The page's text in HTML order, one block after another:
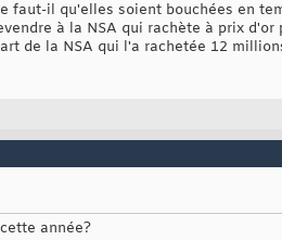
faut-il qu'elles soient bouchées en
à la NSA qui rachète à prix
de la NSA qui l'a rachetée 12
année?